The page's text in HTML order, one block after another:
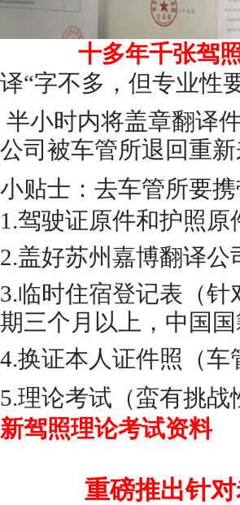
十多年千张驾
译“字不多，但专业性
半小时内将盖章翻译
公司被车管所退回重
小贴士：去车管所要
1.驾驶证原件和护照原
2.盖好苏州嘉博翻译
3.临时住宿登记表（
期三个月以上，中国
4.换证本人证件照（车
5.理论考试（蛮有挑战
新驾照理论考试资料
重磅推出针